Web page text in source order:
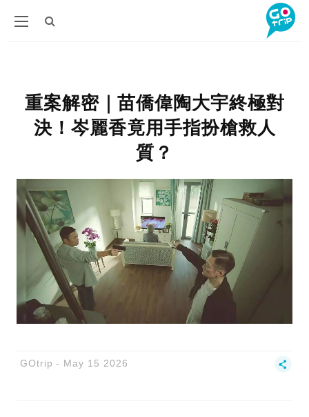
重案解密｜苗僑偉陶大宇終極對
決！岑麗香竟用手指扮槍救人
質？
GOtrip May 15 2026